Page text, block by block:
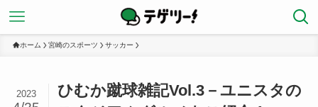
ホーム 宮崎のスポーツ サッカー
ひむか蹴球雑記Vol.3－ユニスタの
2023